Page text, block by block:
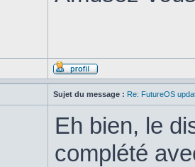
Sujet du message : Re: FutureOS
Eh bien, le
complété